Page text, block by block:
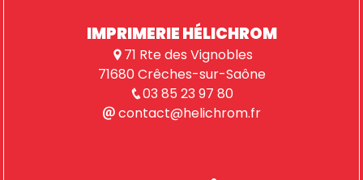
IMPRIMERIE HÉLICHROM
71 Rte des Vignobles
71680 Crêches-sur-Saône
03 85 23 97 80
contact@helichrom.fr